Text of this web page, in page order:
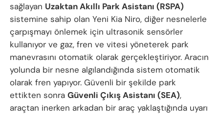
sağlayan Uzaktan Akıllı Park Asistanı (RSPA)
sistemine sahip olan Yeni Kia Niro, diğer nesnelerle
çarpışmayı önlemek için ultrasonik sensörler
kullanıyor ve gaz, fren ve vitesi yöneterek park
manevrasını otomatik olarak gerçekleştiriyor. Aracın
yolunda bir nesne algılandığında sistem otomatik
olarak fren yapıyor. Güvenli bir şekilde park
ettikten sonra Güvenli Çıkış Asistanı (SEA),
araçtan inerken arkadan bir araç yaklaştığında uyarı